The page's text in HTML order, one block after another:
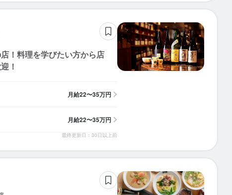
！料理を学びたい方から店
！
月給22〜35万円
月給22〜35万円
最終更新日：30日以上前